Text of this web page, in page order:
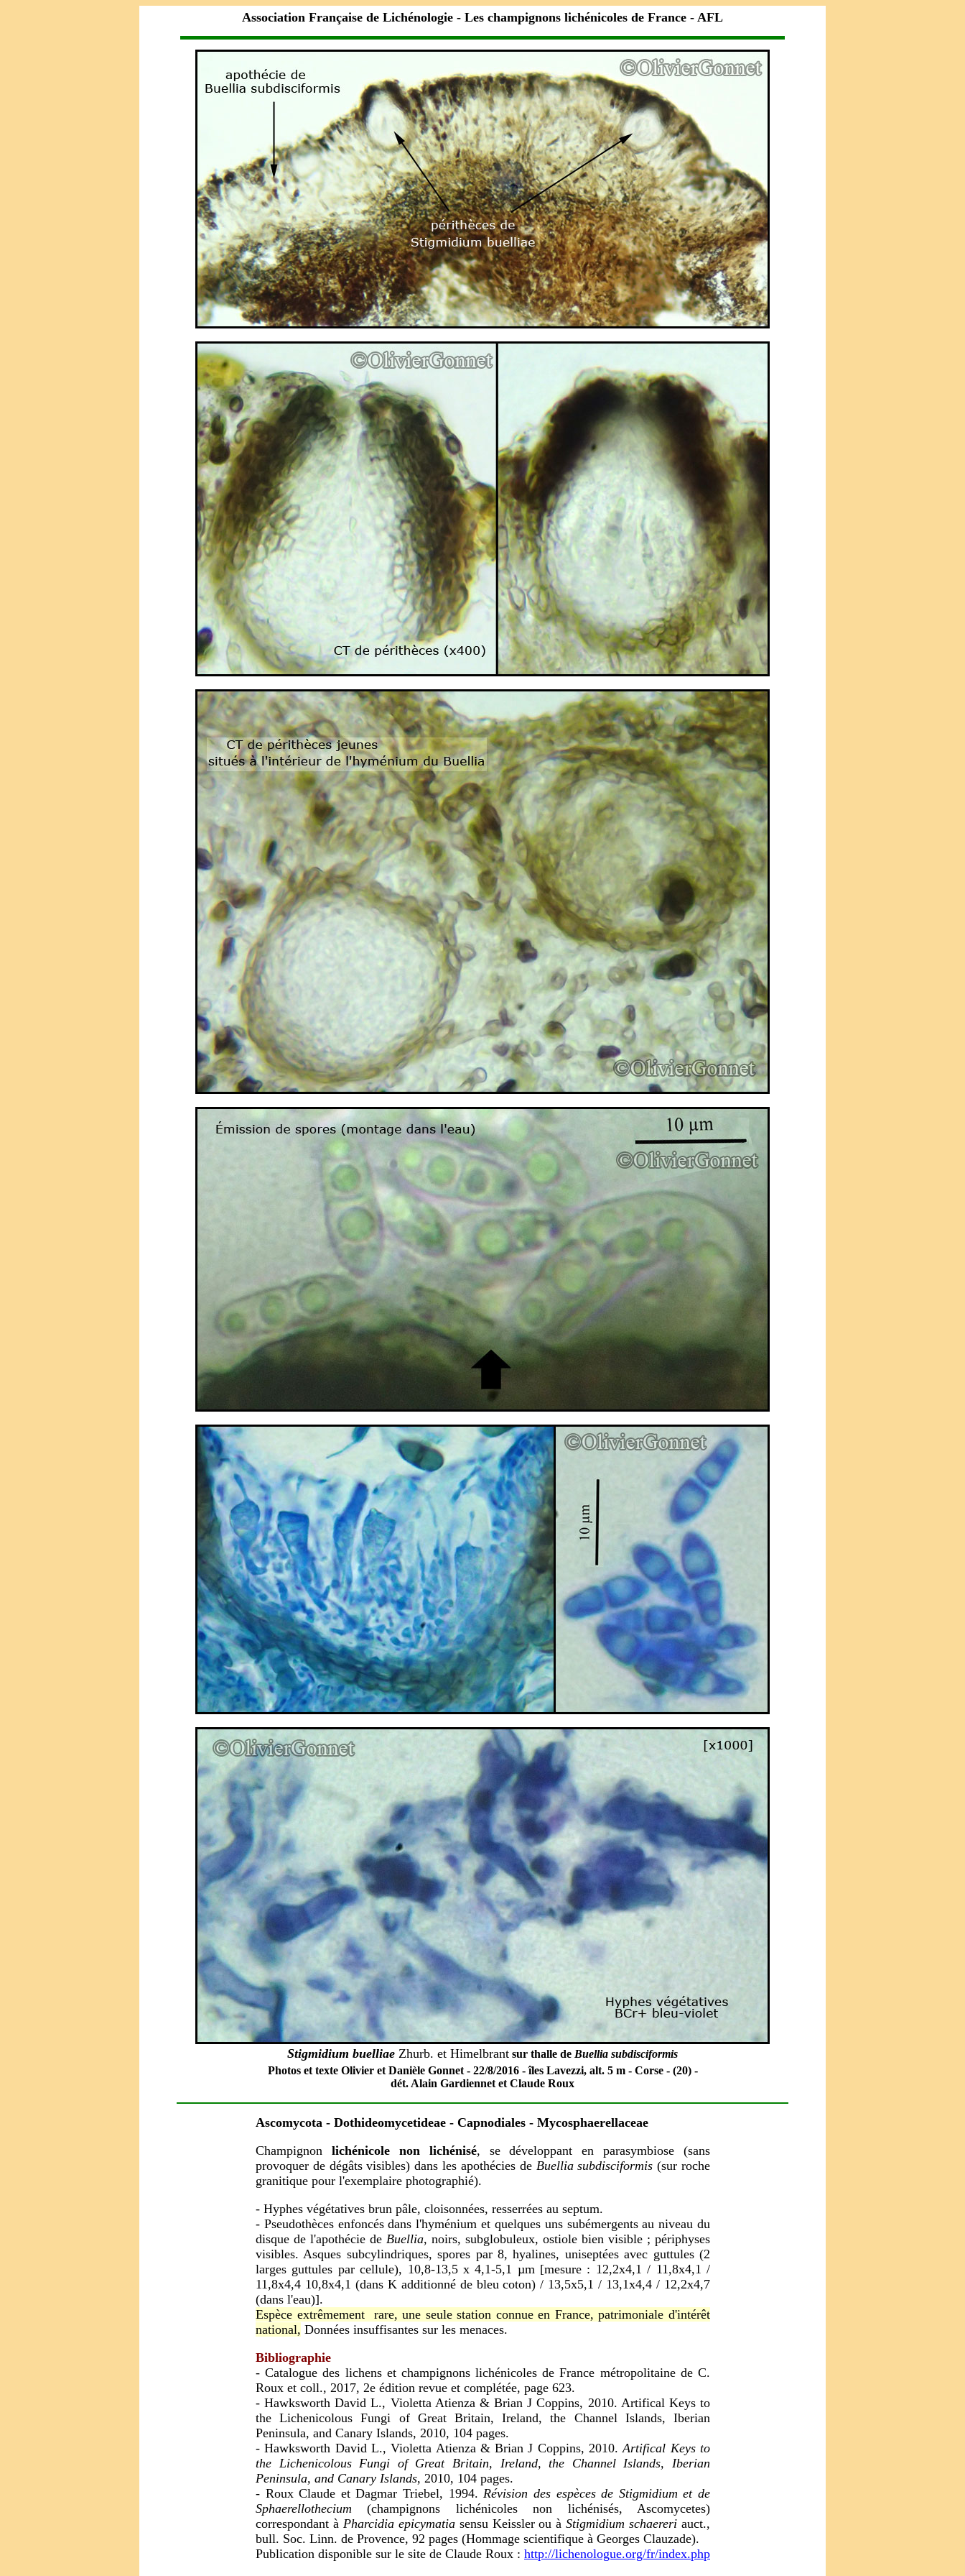
Association Française de Lichénologie - Les champignons lichénicoles de France - AFL
Stigmidium buelliae Zhurb. et Himelbrant sur thalle de Buellia subdisciformis
Photos et texte Olivier et Danièle Gonnet - 22/8/2016 - îles Lavezzi, alt. 5 m - Corse - (20) -
dét. Alain Gardiennet et Claude Roux
Ascomycota - Dothideomycetideae - Capnodiales - Mycosphaerellaceae
Champignon lichénicole non lichénisé, se développant en parasymbiose (sans
provoquer de dégâts visibles) dans les apothécies de Buellia subdisciformis (sur roche
granitique pour l'exemplaire photographié).
- Hyphes végétatives brun pâle, cloisonnées, resserrées au septum.
- Pseudothèces enfoncés dans l'hyménium et quelques uns subémergents au niveau du
disque de l'apothécie de Buellia, noirs, subglobuleux, ostiole bien visible ; périphyses
visibles. Asques subcylindriques, spores par 8, hyalines, uniseptées avec guttules (2
larges guttules par cellule), 10,8-13,5 x 4,1-5,1 µm [mesure : 12,2x4,1 / 11,8x4,1 /
11,8x4,4 10,8x4,1 (dans K additionné de bleu coton) / 13,5x5,1 / 13,1x4,4 / 12,2x4,7
(dans l'eau)].
Espèce extrêmement rare, une seule station connue en France, patrimoniale d'intérêt
national, Données insuffisantes sur les menaces.
Bibliographie
- Catalogue des lichens et champignons lichénicoles de France métropolitaine de C.
Roux et coll., 2017, 2e édition revue et complétée, page 623.
- Hawksworth David L., Violetta Atienza & Brian J Coppins, 2010. Artifical Keys to
the Lichenicolous Fungi of Great Britain, Ireland, the Channel Islands, Iberian
Peninsula, and Canary Islands, 2010, 104 pages.
- Hawksworth David L., Violetta Atienza & Brian J Coppins, 2010.Artifical Keys to
the Lichenicolous Fungi of Great Britain, Ireland, the Channel Islands, Iberian
Peninsula, and Canary Islands, 2010, 104 pages.
- Roux Claude et Dagmar Triebel, 1994.Révision des espèces de Stigmidium et de
Sphaerellothecium (champignons lichénicoles non lichénisés, Ascomycetes)
correspondant à Pharcidia epicymatiasensu Keissler ou àStigmidium schaereri auct.,
bull. Soc. Linn. de Provence, 92 pages (Hommage scientifique à Georges Clauzade).
Publication disponible sur le site de Claude Roux : http://lichenologue.org/fr/index.php